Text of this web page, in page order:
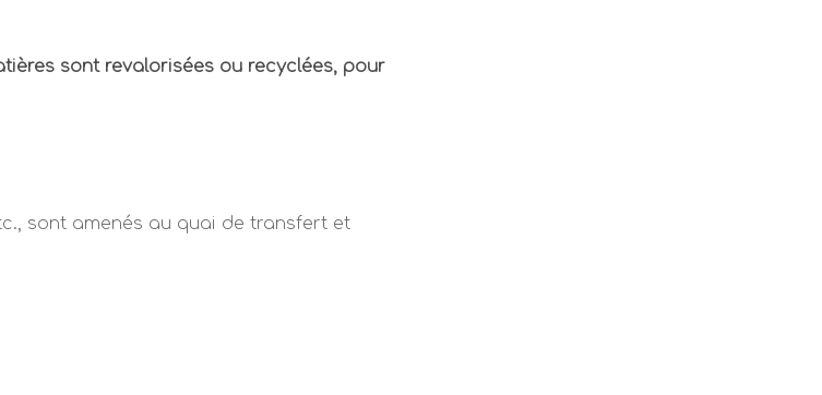
sont revalorisées ou recyclées, pour
sont amenés au quai de transfert et